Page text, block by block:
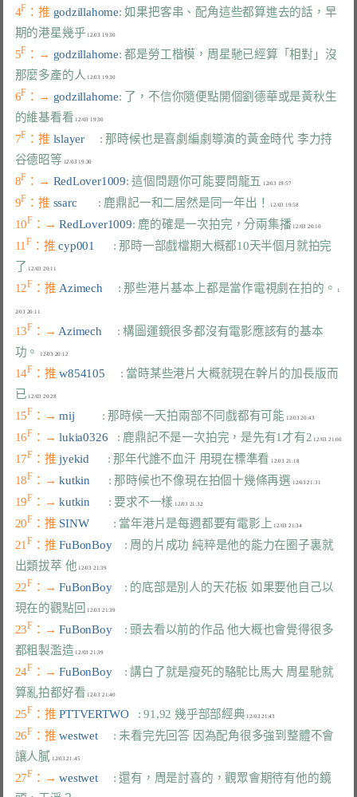
4F ：推 godzillahome: 如果把客串、配角這些都算進去的話，早
期的港星幾乎
12/03 19:30
5F ：→ godzillahome: 都是勞工楷模，周星馳已經算「相對」沒
那麼多產的人
12/03 19:30
6F ：→ godzillahome: 了，不信你隨便點開個劉德華或是黃秋生
的維基看看
12/03 19:30
7F ：推 lslayer : 那時候也是喜劇編劇導演的黃金時代 李力持
谷德昭等
8F ：→ RedLover1009: 這個問題你可能要問龍五 12/03 19:57
9F ：推 ssarc : 鹿鼎記一和二居然是同一年出！ 12/03 19:58
10F ：→ RedLover1009: 鹿的確是一次拍完，分兩集播 12/03 20:10
11F ：推 cyp001 : 那時一部戲檔期大概都10天半個月就拍完
了
12F ：推 Azimech : 那些港片基本上都是當作電視劇在拍的。 1
13F ：→ Azimech : 構圖運鏡很多都沒有電影應該有的基本
功。
14F ：推 w854105 : 當時某些港片大概就現在幹片的加長版而
已
12/03 20:28
15F ：→ mij : 那時候一天拍兩部不同戲都有可能 12/03 20:43
16F ：→ lukia0326 : 鹿鼎記不是一次拍完，是先有1才有2 12/03 21:00
17F ：推 jyekid : 那年代誰不血汗 用現在標準看 12/03 21:18
18F ：→ kutkin : 那時候也不像現在拍個十幾條再選
19F ：→ kutkin : 要求不一樣
20F ：推 SINW : 當年港片是每週都要有電影上 12/03 21:34
21F ：推 FuBonBoy : 周的片成功 純粹是他的能力在圈子裏就
出類拔萃 他
12/03 21:39
22F ：→ FuBonBoy : 的底部是別人的天花板 如果要他自己以
現在的觀點回
12/03 21:39
23F ：→ FuBonBoy : 頭去看以前的作品 他大概也會覺得很多
都粗製濫造
12/03 21:39
24F ：→ FuBonBoy : 講白了就是瘦死的駱駝比馬大 周星馳就
算亂拍都好看
12/03 21:40
25F ：推 PTTVERTWO : 91,92 幾乎部部經典
26F ：推 westwet : 未看完先回答 因為配角很多強到整體不會
讓人膩
12/03 21:45
27F ：→ westwet : 還有，周是討喜的，觀眾會期待有他的鏡